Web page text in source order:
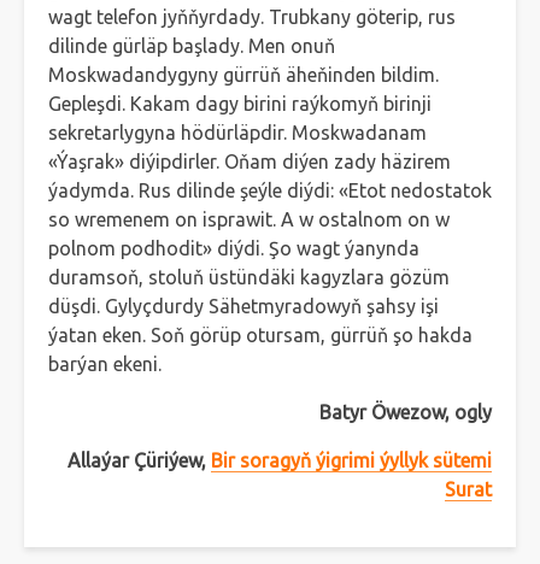
wagt telefon jyňňyrdady. Trubkany göterip, rus
dilinde gürläp başlady. Men onuň
Moskwadandygyny gürrüň äheňinden bildim.
Gepleşdi. Kakam dagy birini raýkomyň birinji
sekretarlygyna hödürläpdir. Moskwadanam
«Ýaşrak» diýipdirler. Oňam diýen zady häzirem
ýadymda. Rus dilinde şeýle diýdi: «Etot nedostatok
so wremenem on isprawit. A w ostalnom on w
polnom podhodit» diýdi. Şo wagt ýanynda
duramsoň, stoluň üstündäki kagyzlara gözüm
düşdi. Gylyçdurdy Sähetmyradowyň şahsy işi
ýatan eken. Soň görüp otursam, gürrüň şo hakda
barýan ekeni.
Batyr Öwezow, ogly
Allaýar Çüriýew, Bir soragyň ýigrimi ýyllyk sütemi
Surat